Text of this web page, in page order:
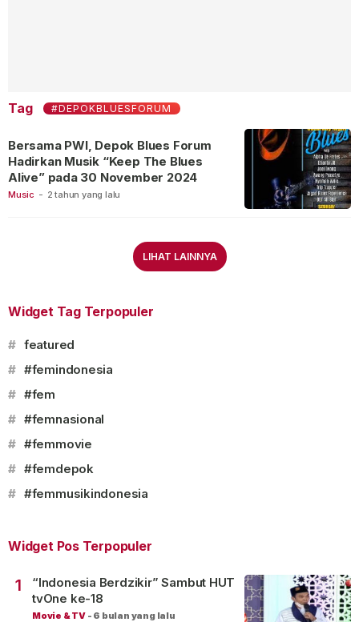
Tag #DEPOKBLUESFORUM
Music - 2 tahun yang lalu
Bersama PWI, Depok Blues Forum
Hadirkan Musik “Keep The Blues
Alive” pada 30 November 2024
LIHAT LAINNYA
Widget Tag Terpopuler
# featured
# #femindonesia
# #fem
# #femnasional
# #femmovie
# #femdepok
# #femmusikindonesia
Widget Pos Terpopuler
1
“Indonesia Berdzikir” Sambut HUT
tvOne ke-18
Movie & TV - 6 bulan yang lalu